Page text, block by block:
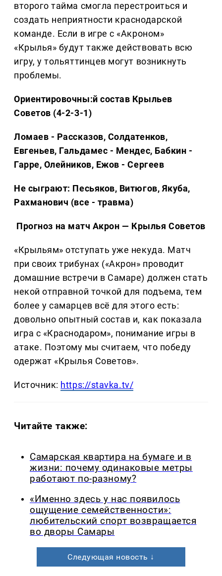
второго тайма смогла перестроиться и
создать неприятности краснодарской
команде. Если в игре с «Акроном»
«Крылья» будут также действовать всю
игру, у тольяттинцев могут возникнуть
проблемы.
Ориентировочны:й состав Крыльев
Советов (4-2-3-1)
Ломаев - Рассказов, Солдатенков,
Евгеньев, Гальдамес - Мендес, Бабкин -
Гарре, Олейников, Ежов - Сергеев
Не сыграют: Песьяков, Витюгов, Якуба,
Рахманович (все - травма)
Прогноз на матч Акрон — Крылья Советов
«Крыльям» отступать уже некуда. Матч
при своих трибунах («Акрон» проводит
домашние встречи в Самаре) должен стать
некой отправной точкой для подъема, тем
более у самарцев всё для этого есть:
довольно опытный состав и, как показала
игра с «Краснодаром», понимание игры в
атаке. Поэтому мы считаем, что победу
одержат «Крылья Советов».
Источник: https://stavka.tv/
Читайте также:
Самарская квартира на бумаге и в
жизни: почему одинаковые метры
работают по-разному?
«Именно здесь у нас появилось
ощущение семейственности»:
любительский спорт возвращается
во дворы Самары
Следующая новость ↓